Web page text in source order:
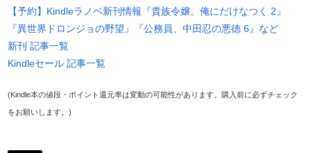
【予約】Kindleラノベ新刊情報『貴族令嬢。俺にだけなつく 2』
『異世界ドロンジョの野望』『公務員、中田忍の悪徳 6』など
新刊 記事一覧
Kindleセール 記事一覧
(Kindle本の値段・ポイント還元率は変動の可能性があります。購入前に必ずチェック
をお願いします。)